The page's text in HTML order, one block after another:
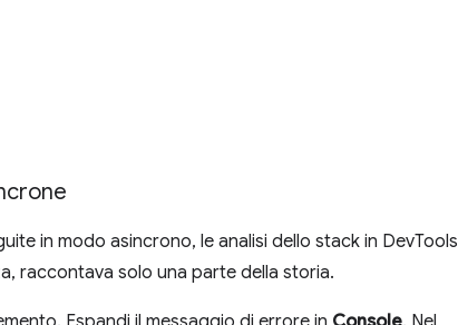
in modo asincrono, le analisi dello stack in DevTools
raccontava solo una parte della storia.